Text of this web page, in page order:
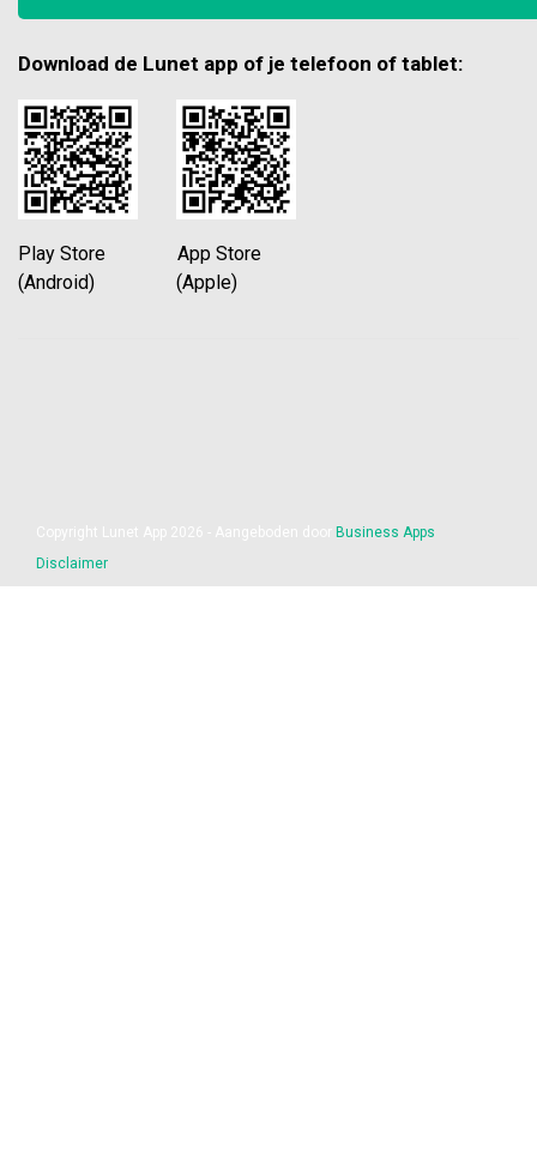
Download de Lunet app of je telefoon of tablet:
Play Store App Store
(Android) (Apple)
Business Apps
Disclaimer